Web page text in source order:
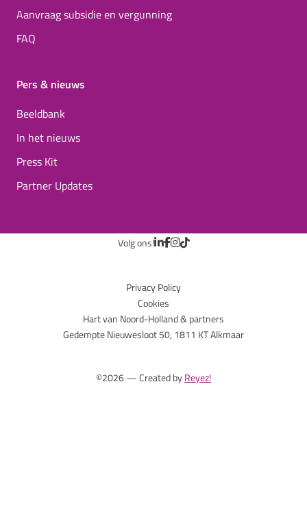
Aanvraag subsidie en vergunning
FAQ
Pers & nieuws
Beeldbank
In het nieuws
Press Kit
Partner Updates
Volg ons!
Privacy Policy
Cookies
Hart van Noord-Holland & partners
Gedempte Nieuwesloot 50, 1811 KT Alkmaar
©2026 — Created byReyez!